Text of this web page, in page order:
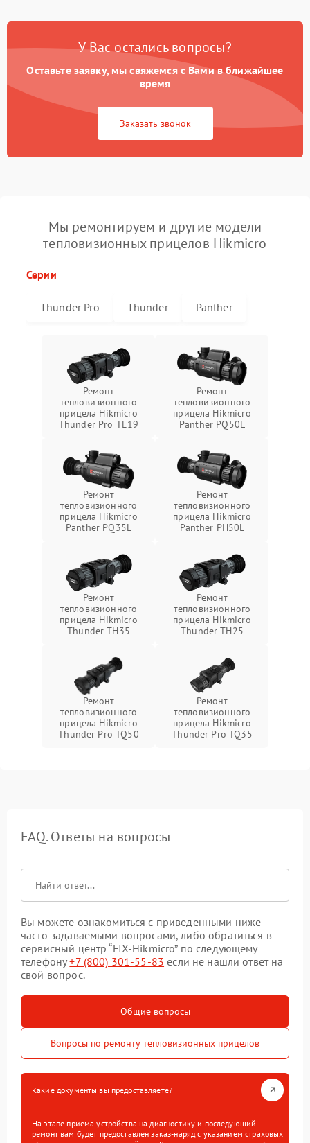
У Вас остались вопросы?
Оставьте заявку, мы свяжемся с Вами в ближайшее
время
Заказать звонок
Мы ремонтируем и другие модели
тепловизионных прицелов Hikmicro
Серии
Thunder Pro Thunder Panther
Ремонт
тепловизионного
прицела Hikmicro
Thunder Pro TE19
Ремонт
тепловизионного
прицела Hikmicro
Panther PQ50L
Ремонт
тепловизионного
прицела Hikmicro
Panther PQ35L
Ремонт
тепловизионного
прицела Hikmicro
Panther PH50L
Ремонт
тепловизионного
прицела Hikmicro
Thunder TH35
Ремонт
тепловизионного
прицела Hikmicro
Thunder TH25
Ремонт
тепловизионного
прицела Hikmicro
Thunder Pro TQ50
Ремонт
тепловизионного
прицела Hikmicro
Thunder Pro TQ35
FAQ. Ответы на вопросы
Вы можете ознакомиться с приведенными ниже
часто задаваемыми вопросами, либо обратиться в
сервисный центр “FIX-Hikmicro” по следующему
телефону+7 (800) 301-55-83 если не нашли ответ на
свой вопрос.
Общие вопросы
Вопросы по ремонту тепловизионных прицелов
Какие документы вы предоставляете?
На этапе приема устройства на диагностику и последующий
ремонт вам будет предоставлен заказ-наряд с указанием страховых